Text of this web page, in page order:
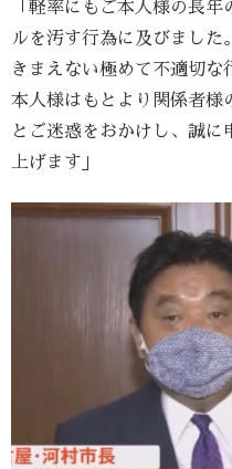
「軽率にもご本人様の長
ルを汚す行為に及びました
きまえない極めて不適切な
本人様はもとより関係者様
とご迷惑をおかけし、誠に
上げます」